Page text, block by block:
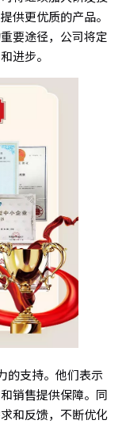
供更优质的产品。
要途径，公司将定
进步。
支持。他们表示
销售提供保障。同
和反馈，不断优化